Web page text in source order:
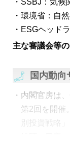
当するのに
サステナビ
続きISSB
する際の目
SSBJ：気候
環境省：自
ESGヘッド
主な審議会等
国内動向
内閣官房は
第2回を開催
別投資戦略